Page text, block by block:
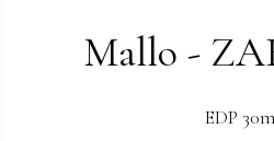
Mallo -
EDP